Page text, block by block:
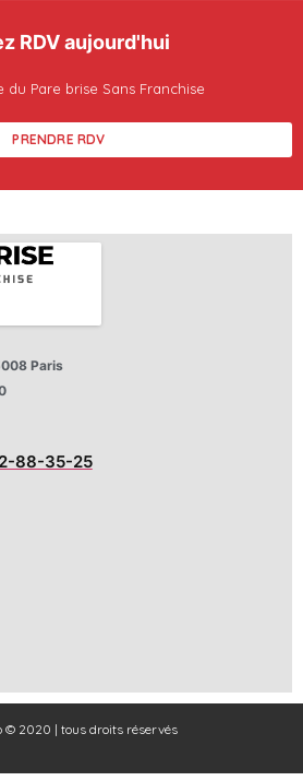
RDV aujourd'hui
du Pare brise Sans Franchise
PRENDRE RDV
Paris
88-35-25
© 2020 | tous droits réservés